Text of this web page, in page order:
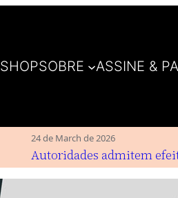
SHOPSOBRE ASSINE &
24 de March de 2026
Autoridades admitem